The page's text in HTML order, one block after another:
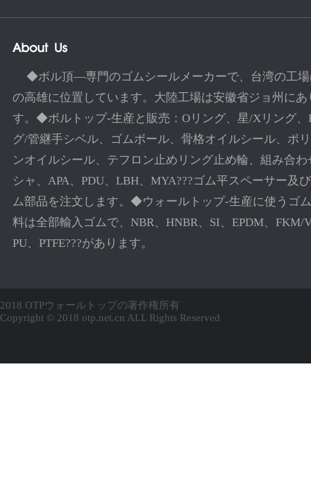
◆ボル頂―専門のゴムシールメーカーで、台湾の工場
の高雄に位置しています。大陸工場は安徽省ジョ州にあ
す。◆ボルトップ-生産と販売：Oリング、星/Xリング、
グ/管継手シベル、ゴムボール、骨格オイルシール、ポ
ンオイルシール、テフロン止めリング止め輪、組み合わ
シャ、APA、PDU、LBH、MYA???ゴム平スペーサー及
ム部品を注文します。◆ウォールトップ-生産に使うゴ
料は全部輸入ゴムで、NBR、HNBR、SI、EPDM、FKM/
PU、PTFE???があります。
2018 OTPウォールトップの著作権所有
Copyright © 2018 otp.net.cn ALL Rights Reserved